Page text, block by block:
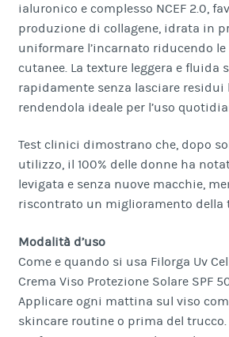
ialuronico e complesso NCEF 2.0,
produzione di collagene, idrata in
uniformare l’incarnato riducendo
cutanee. La texture leggera e fluida
rapidamente senza lasciare residui
rendendola ideale per l’uso
Test clinici dimostrano che, dopo
utilizzo, il 100% delle donne ha
levigata e senza nuove macchie,
riscontrato un miglioramento della
Modalità d’uso
Come e quando si usa Filorga Uv
Crema Viso Protezione Solare SPF
Applicare ogni mattina sul viso
skincare routine o prima del trucco.